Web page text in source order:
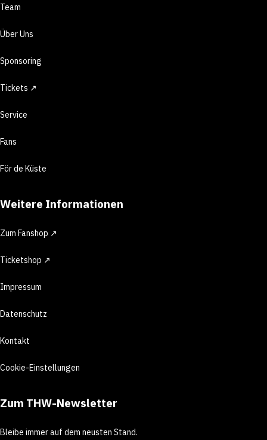
Team
Über Uns
Sponsoring
Tickets ↗
Service
Fans
För de Küste
Weitere Informationen
Zum Fanshop ↗
Ticketshop ↗
Impressum
Datenschutz
Kontakt
Cookie-Einstellungen
Zum THW-Newsletter
Bleibe immer auf dem neusten Stand.